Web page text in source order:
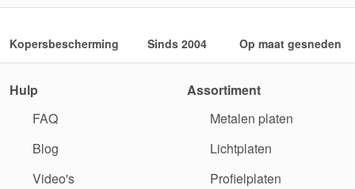
Kopersbescherming Sinds 2004 Op maat gesneden
Hulp
FAQ
Blog
Video's
Assortiment
Metalen platen
Lichtplaten
Profielplaten